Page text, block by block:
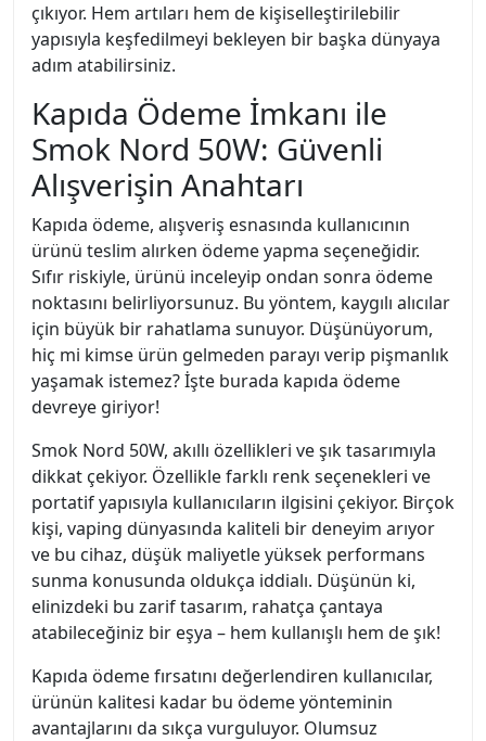
çıkıyor. Hem artıları hem de kişiselleştirilebilir
yapısıyla keşfedilmeyi bekleyen bir başka dünyaya
adım atabilirsiniz.
Kapıda Ödeme İmkanı ile
Smok Nord 50W: Güvenli
Alışverişin Anahtarı
Kapıda ödeme, alışveriş esnasında kullanıcının
ürünü teslim alırken ödeme yapma seçeneğidir.
Sıfır riskiyle, ürünü inceleyip ondan sonra ödeme
noktasını belirliyorsunuz. Bu yöntem, kaygılı alıcılar
için büyük bir rahatlama sunuyor. Düşünüyorum,
hiç mi kimse ürün gelmeden parayı verip pişmanlık
yaşamak istemez? İşte burada kapıda ödeme
devreye giriyor!
Smok Nord 50W, akıllı özellikleri ve şık tasarımıyla
dikkat çekiyor. Özellikle farklı renk seçenekleri ve
portatif yapısıyla kullanıcıların ilgisini çekiyor. Birçok
kişi, vaping dünyasında kaliteli bir deneyim arıyor
ve bu cihaz, düşük maliyetle yüksek performans
sunma konusunda oldukça iddialı. Düşünün ki,
elinizdeki bu zarif tasarım, rahatça çantaya
atabileceğiniz bir eşya – hem kullanışlı hem de şık!
Kapıda ödeme fırsatını değerlendiren kullanıcılar,
ürünün kalitesi kadar bu ödeme yönteminin
avantajlarını da sıkça vurguluyor. Olumsuz